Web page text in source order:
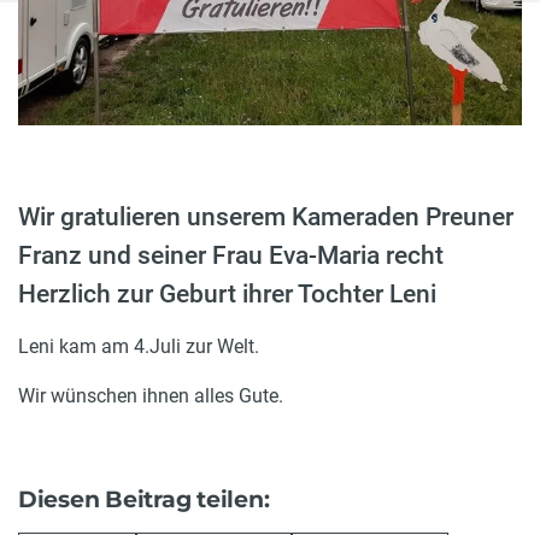
Wir gratulieren unserem Kameraden Preuner
Franz und seiner Frau Eva-Maria recht
Herzlich zur Geburt ihrer Tochter Leni
Leni kam am 4.Juli zur Welt.
Wir wünschen ihnen alles Gute.
Diesen Beitrag teilen: